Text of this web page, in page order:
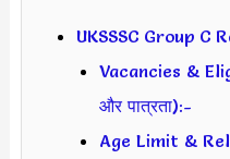
UKSSSC Group C
Vacancies &
और पात्रता):-
Age Limit &